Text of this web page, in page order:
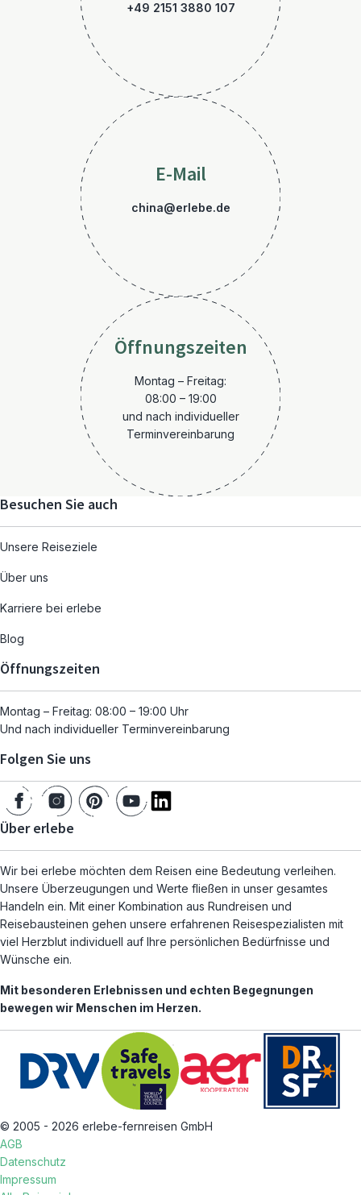
+49 2151 3880 107
E-Mail
china@erlebe.de
Öffnungszeiten
Montag – Freitag:
08:00 – 19:00
und nach individueller
Terminvereinbarung
Besuchen Sie auch
Unsere Reiseziele
Über uns
Karriere bei erlebe
Blog
Öffnungszeiten
Montag – Freitag: 08:00 – 19:00 Uhr
Und nach individueller Terminvereinbarung
Folgen Sie uns
Über erlebe
Wir bei erlebe möchten dem Reisen eine Bedeutung verleihen.
Unsere Überzeugungen und Werte fließen in unser gesamtes
Handeln ein. Mit einer Kombination aus Rundreisen und
Reisebausteinen gehen unsere erfahrenen Reisespezialisten mit
viel Herzblut individuell auf Ihre persönlichen Bedürfnisse und
Wünsche ein.
Mit besonderen Erlebnissen und echten Begegnungen
bewegen wir Menschen im Herzen.
© 2005 - 2026 erlebe-fernreisen GmbH
AGB
Datenschutz
Impressum